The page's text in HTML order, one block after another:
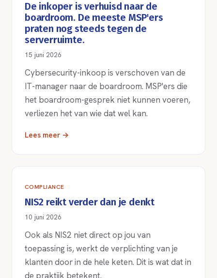
De inkoper is verhuisd naar de
boardroom. De meeste MSP'ers
praten nog steeds tegen de
serverruimte.
15 juni 2026
Cybersecurity-inkoop is verschoven van de
IT-manager naar de boardroom. MSP'ers die
het boardroom-gesprek niet kunnen voeren,
verliezen het van wie dat wel kan.
Lees meer →
COMPLIANCE
NIS2 reikt verder dan je denkt
10 juni 2026
Ook als NIS2 niet direct op jou van
toepassing is, werkt de verplichting van je
klanten door in de hele keten. Dit is wat dat in
de praktijk betekent.